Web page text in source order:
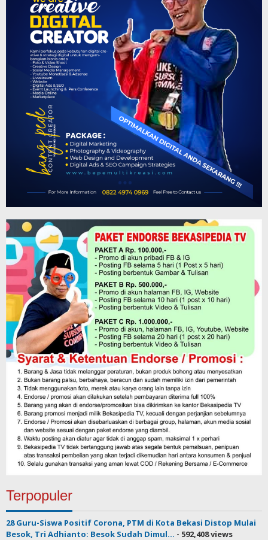
Terpopuler
28 Guru-Siswa Positif Corona, PTM di Kota Bekasi Distop Mulai
Besok, Tri Adhianto: Besok Sudah Dimul... - 592,408 views